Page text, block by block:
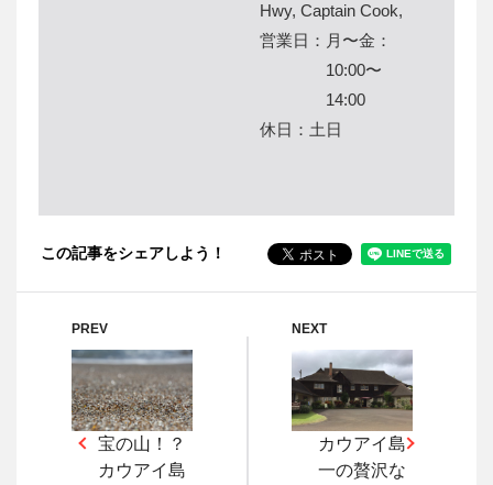
Hwy, Captain Cook,
営業日： 月〜金：
10:00〜
14:00
休日：土日
この記事をシェアしよう！
PREV
宝の山！？
カウアイ島
NEXT
カウアイ島
一の贅沢な